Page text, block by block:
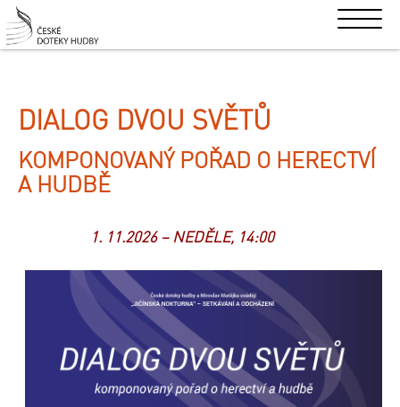
DIALOG DVOU SVĚTŮ
KOMPONOVANÝ POŘAD O HERECTVÍ
A HUDBĚ
1. 11.2026 – NEDĚLE, 14:00